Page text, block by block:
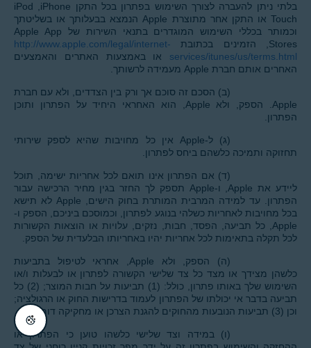
בלתי ניתן להעברה לצורך השימוש בפתרון בכל התקן iPhone‏, iPod
Touch או התקן אחר מתוצרת Apple הנמצא בבעלותך או בשליטתך
וכמותר בכללי השימוש המוגדרים בתנאי השירות של Apple App
Stores, הזמינים בכתובת
http://www.apple.com/legal/internet-
services/itunes/us/terms.html או באמצעות האתרים והאמצעים
האחרים אותם חברת Apple מעמידה לרשותך.
(ב) הסכם זה סוכם אך ורק בין הצדדים, ולא עם חברת
Apple. הספק, ולא Apple, הוא האחראי היחיד על הפתרון ותוכן
הפתרון.
(ג) ל-Apple אין כל מחויבות שהיא לספק שירותי
תחזוקה ותמיכה כלשהם ביחס לפתרון.
(ד) אם הפתרון אינו תואם לכל אחריות ישימה, תוכל
ליידע את Apple, ו-Apple תספק לך החזר בגין מחיר הרכישה עבור
הפתרון. עד למידה המרבית המותרת בחוק הישים, Apple לא תישא
בכל מחויבות לאחריות כשלהי בנוגע לפתרון, וכמוסכם ביניכם, הספק ו-
Apple, כל תביעה, הפסד, חבות, נזקים, עלויות או הוצאות הקשורות
לכל תקלה בתאימות לכל אחריות יהיו באחריותו הבלעדית של הספק.
(ה) הספק, ולא Apple, אחראי לטיפול בתביעות
כלשהן מצידך או מצד כל צד שלישי הקשורה לפתרון או לבעלות ו/או
השימוש שלך באותו פתרון, כולל: (1) תביעות על חבות המוצר; (2) כל
תביעה בדבר אי יכולתו של הפתרון לעמוד בדרישות החוק או הרגולציה;
וכן (3) תביעות הנובעות מהחוקים להגנת הצרכן או מחקיקה דומה.
(ו) במידה וצד שלישי כלשהו טוען כי הפתרון או